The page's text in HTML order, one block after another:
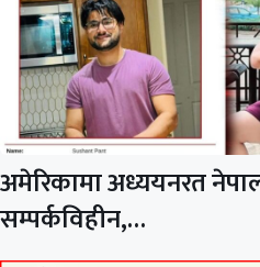
अमेरिकामा अध्ययनरत
सम्पर्कविहीन,…